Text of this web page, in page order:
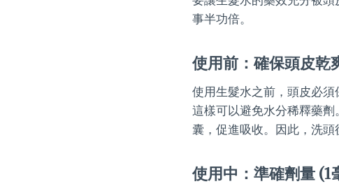
事半功倍。
使用前：確保頭皮乾
使用生髮水之前，頭皮必
這樣可以避免水分稀釋藥
囊，促進吸收。因此，洗頭
使用中：準確劑量